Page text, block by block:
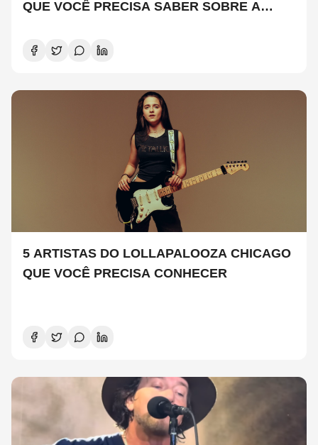
QUE VOCÊ PRECISA SABER SOBRE A
5 ARTISTAS DO LOLLAPALOOZA CHICAGO
QUE VOCÊ PRECISA CONHECER